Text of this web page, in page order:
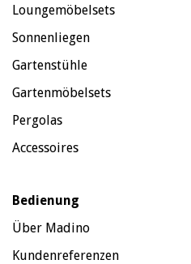
Loungemöbelsets
Sonnenliegen
Gartenstühle
Gartenmöbelsets
Pergolas
Accessoires
Bedienung
Über Madino
Kundenreferenzen